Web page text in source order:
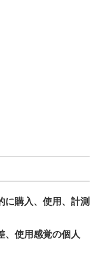
に購入、使用、計測
、使用感覚の個人